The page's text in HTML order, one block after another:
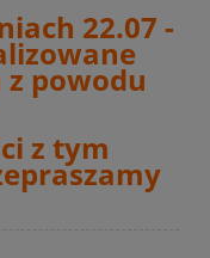
22.07 -
z powodu
z tym